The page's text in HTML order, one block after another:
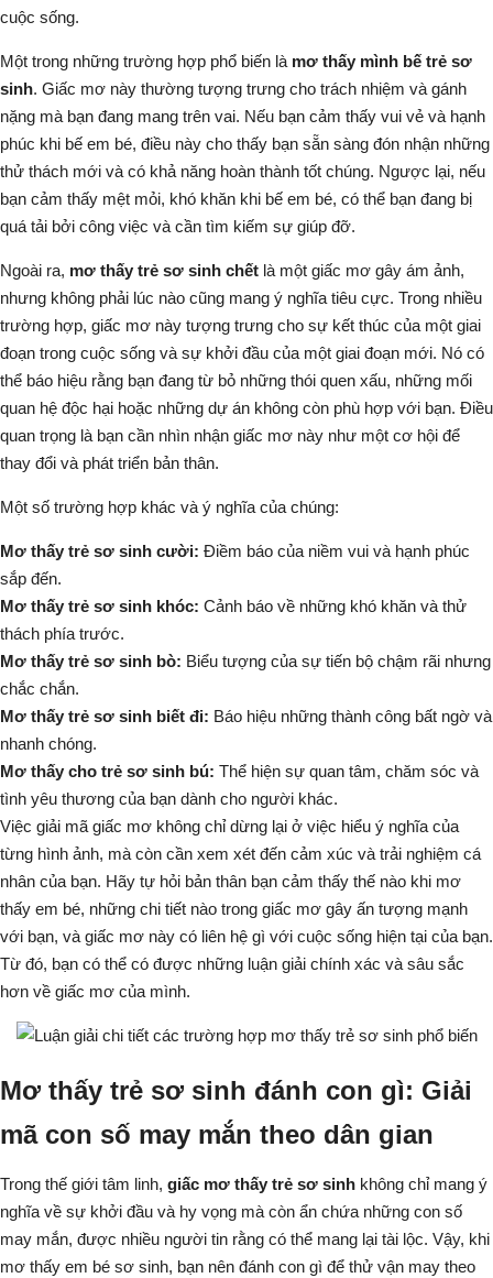
cuộc sống.
Một trong những trường hợp phổ biến là mơ thấy mình bế trẻ sơ
sinh. Giấc mơ này thường tượng trưng cho trách nhiệm và gánh
nặng mà bạn đang mang trên vai. Nếu bạn cảm thấy vui vẻ và hạnh
phúc khi bế em bé, điều này cho thấy bạn sẵn sàng đón nhận những
thử thách mới và có khả năng hoàn thành tốt chúng. Ngược lại, nếu
bạn cảm thấy mệt mỏi, khó khăn khi bế em bé, có thể bạn đang bị
quá tải bởi công việc và cần tìm kiếm sự giúp đỡ.
Ngoài ra, mơ thấy trẻ sơ sinh chết là một giấc mơ gây ám ảnh,
nhưng không phải lúc nào cũng mang ý nghĩa tiêu cực. Trong nhiều
trường hợp, giấc mơ này tượng trưng cho sự kết thúc của một giai
đoạn trong cuộc sống và sự khởi đầu của một giai đoạn mới. Nó có
thể báo hiệu rằng bạn đang từ bỏ những thói quen xấu, những mối
quan hệ độc hại hoặc những dự án không còn phù hợp với bạn. Điều
quan trọng là bạn cần nhìn nhận giấc mơ này như một cơ hội để
thay đổi và phát triển bản thân.
Một số trường hợp khác và ý nghĩa của chúng:
Mơ thấy trẻ sơ sinh cười: Điềm báo của niềm vui và hạnh phúc
sắp đến.
Mơ thấy trẻ sơ sinh khóc: Cảnh báo về những khó khăn và thử
thách phía trước.
Mơ thấy trẻ sơ sinh bò: Biểu tượng của sự tiến bộ chậm rãi nhưng
chắc chắn.
Mơ thấy trẻ sơ sinh biết đi: Báo hiệu những thành công bất ngờ và
nhanh chóng.
Mơ thấy cho trẻ sơ sinh bú: Thể hiện sự quan tâm, chăm sóc và
tình yêu thương của bạn dành cho người khác.
Việc giải mã giấc mơ không chỉ dừng lại ở việc hiểu ý nghĩa của
từng hình ảnh, mà còn cần xem xét đến cảm xúc và trải nghiệm cá
nhân của bạn. Hãy tự hỏi bản thân bạn cảm thấy thế nào khi mơ
thấy em bé, những chi tiết nào trong giấc mơ gây ấn tượng mạnh
với bạn, và giấc mơ này có liên hệ gì với cuộc sống hiện tại của bạn.
Từ đó, bạn có thể có được những luận giải chính xác và sâu sắc
hơn về giấc mơ của mình.
Mơ thấy trẻ sơ sinh đánh con gì: Giải
mã con số may mắn theo dân gian
Trong thế giới tâm linh, giấc mơ thấy trẻ sơ sinh không chỉ mang ý
nghĩa về sự khởi đầu và hy vọng mà còn ẩn chứa những con số
may mắn, được nhiều người tin rằng có thể mang lại tài lộc. Vậy, khi
mơ thấy em bé sơ sinh, bạn nên đánh con gì để thử vận may theo